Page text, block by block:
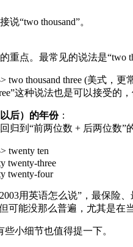
“two thousand”。
重点。最常见的说法是“two
two thousand three (美式，
这种说法也是可以接受的
后）的年份：
归到“前两位数 + 后两位数”
twenty ten
twenty-three
twenty-four
用英语怎么说”，最保险、
可能没那么普遍，尤其是在当
小细节也值得提一下。